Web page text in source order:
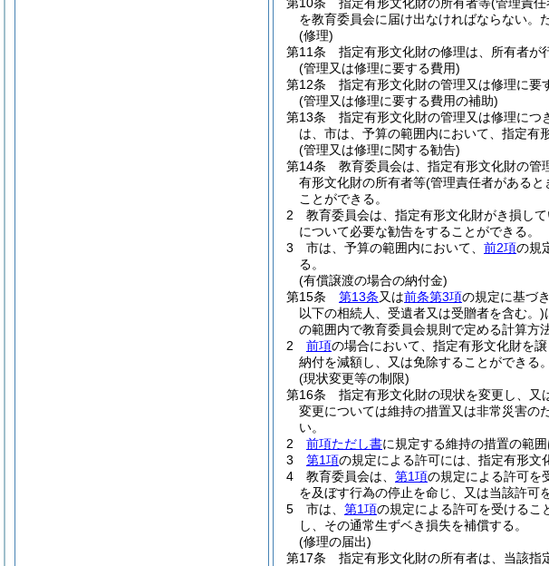
を教育委員会に届け出なければならない。
(修理)
第11条
指定有形文化財の修理は、所有者が
(管理又は修理に要する費用)
第12条
指定有形文化財の管理又は修理に要
(管理又は修理に要する費用の補助)
第13条
指定有形文化財の管理又は修理につ
は、市は、予算の範囲内において、指定有
(管理又は修理に関する勧告)
第14条
教育委員会は、指定有形文化財の管
有形文化財の所有者等(管理責任者があると
ことができる。
2
教育委員会は、指定有形文化財がき損し
について必要な勧告をすることができる。
3
市は、予算の範囲内において、 前2項の規
る。
(有償譲渡の場合の納付金)
第15条
第13条又は前条第3項の規定に基づ
以下の相続人、受遺者又は受贈者を含む。)
の範囲内で教育委員会規則で定める計算方
2
前項の場合において、指定有形文化財を
納付を減額し、又は免除することができる。
(現状変更等の制限)
第16条
指定有形文化財の現状を変更し、又
変更については維持の措置又は非常災害の
い。
2
前項ただし書に規定する維持の措置の範
3
第1項の規定による許可には、指定有形文
4
教育委員会は、 第1項の規定による許可を
を及ぼす行為の停止を命じ、又は当該許可
5
市は、 第1項の規定による許可を受けるこ
し、その通常生ずベき損失を補償する。
(修理の届出)
第17条
指定有形文化財の所有者は、当該指